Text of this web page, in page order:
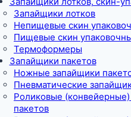
Запайщики лотков
Непищевые скин
Пищевые скин
Термоформеры
Запайщики пакетов
Ножные запайщики
Пневматические
Роликовые
пакетов